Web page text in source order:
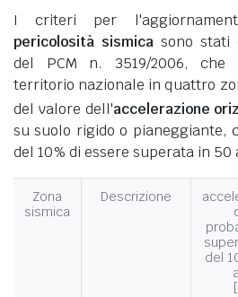
I criteri per
pericolosità sismica sono stati
del PCM n. 3519/2006, che
territorio nazionale in quattro
del valore dell'accelerazione
su suolo rigido o pianeggiante,
del 10% di essere superata in 50
Zona
sismica
Descrizione
del
[